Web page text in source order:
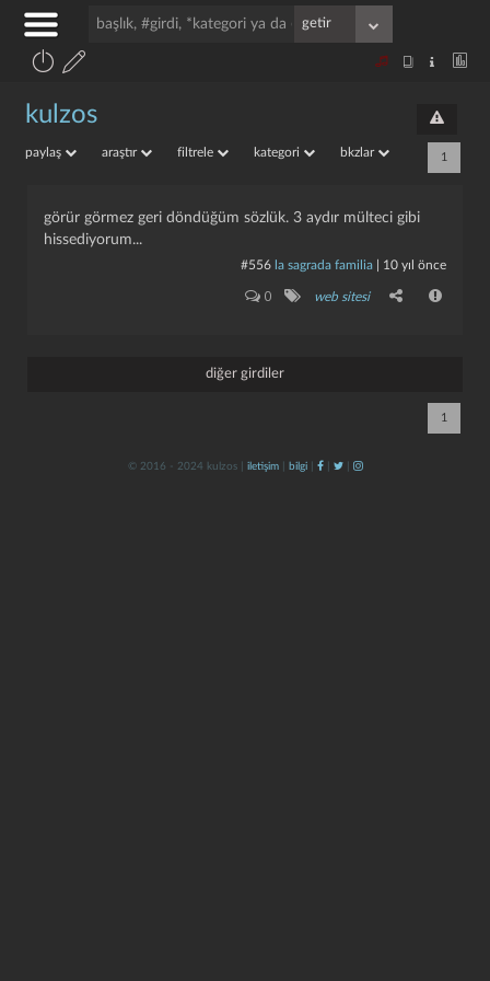
kulzos
paylaş araştır filtrele kategori bkzlar 1
görür görmez geri döndüğüm sözlük. 3 aydır mülteci gibi
hissediyorum...
#556 la sagrada familia 10 yıl önce
0 web sitesi
diğer girdiler
1
© 2016 - 2024 kulzos | iletişim| bilgi| | |